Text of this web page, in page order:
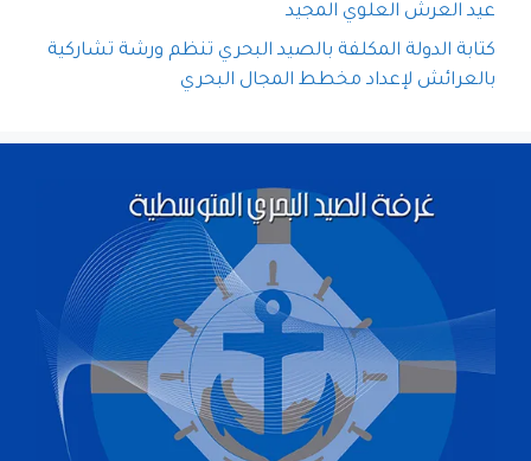
عيد العرش العلوي المجيد
كتابة الدولة المكلفة بالصيد البحري تنظم ورشة تشاركية
بالعرائش لإعداد مخطط المجال البحري